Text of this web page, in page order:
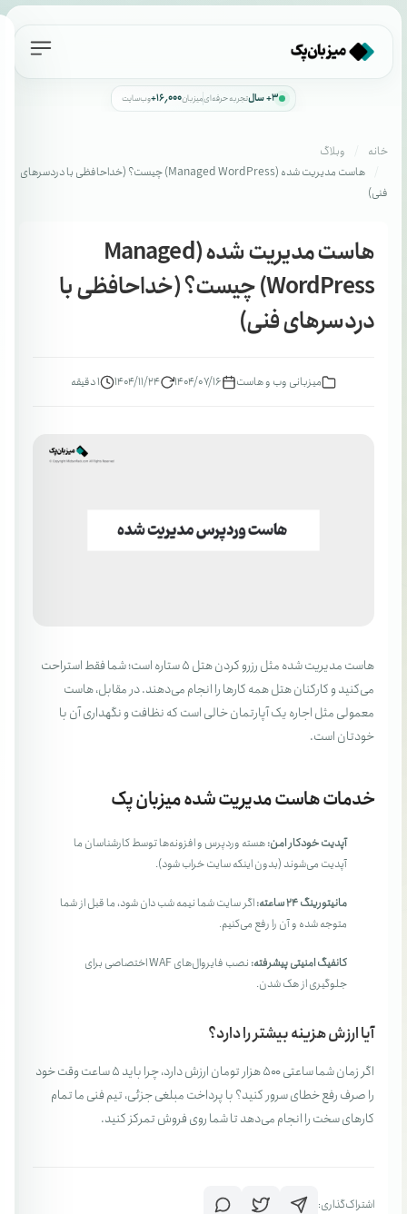
۳+ سال تجربه حرفه‌ایمیزبان۱۶٬۰۰۰+ وب‌سایت
خانه
وبلاگ
هاست مدیریت شده (Managed WordPress) چیست؟ (خداحافظی با دردسرهای
فنی)
هاست مدیریت شده (Managed
WordPress) چیست؟ (خداحافظی با
دردسرهای فنی)
میزبانی وب و هاست ۱۴۰۴/۰۷/۱۶ ۱۴۰۴/۱۱/۲۴ 1 دقیقه
هاست مدیریت شده مثل رزرو کردن هتل ۵ ستاره است؛ شما فقط استراحت
می‌کنید و کارکنان هتل همه کارها را انجام می‌دهند. در مقابل، هاست
معمولی مثل اجاره یک آپارتمان خالی است که نظافت و نگهداری آن با
خودتان است.
خدمات هاست مدیریت شده میزبان پک
آپدیت خودکار امن:هسته وردپرس و افزونه‌ها توسط کارشناسان ما
آپدیت می‌شوند (بدون اینکه سایت خراب شود).
مانیتورینگ ۲۴ ساعته:
اگر سایت شما نیمه شب دان شود، ما قبل از شما
متوجه شده و آن را رفع می‌کنیم.
کانفیگ امنیتی پیشرفته:
نصب فایروال‌های WAF اختصاصی برای
جلوگیری از هک شدن.
آیا ارزش هزینه بیشتر را دارد؟
اگر زمان شما ساعتی ۵۰۰ هزار تومان ارزش دارد، چرا باید ۵ ساعت وقت خود
را صرف رفع خطای سرور کنید؟ با پرداخت مبلغی جزئی، تیم فنی ما تمام
کارهای سخت را انجام می‌دهد تا شما روی فروش تمرکز کنید.
اشتراک‌گذاری: